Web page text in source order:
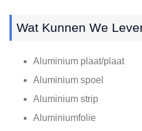
Wat Kunnen We
Aluminium plaat/plaat
Aluminium spoel
Aluminium strip
Aluminiumfolie